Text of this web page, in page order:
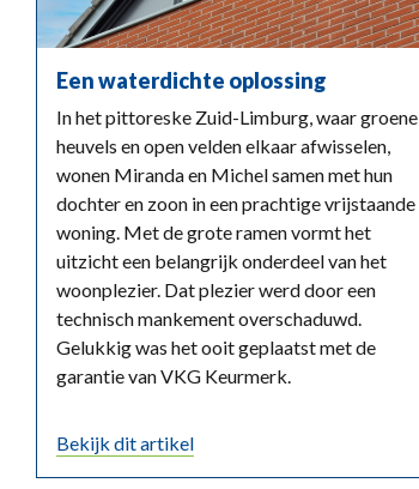
Een waterdichte oplossing
In het pittoreske Zuid-Limburg, waar groene
heuvels en open velden elkaar afwisselen,
wonen Miranda en Michel samen met hun
dochter en zoon in een prachtige vrijstaande
woning. Met de grote ramen vormt het
uitzicht een belangrijk onderdeel van het
woonplezier. Dat plezier werd door een
technisch mankement overschaduwd.
Gelukkig was het ooit geplaatst met de
garantie van VKG Keurmerk.
Bekijk dit artikel